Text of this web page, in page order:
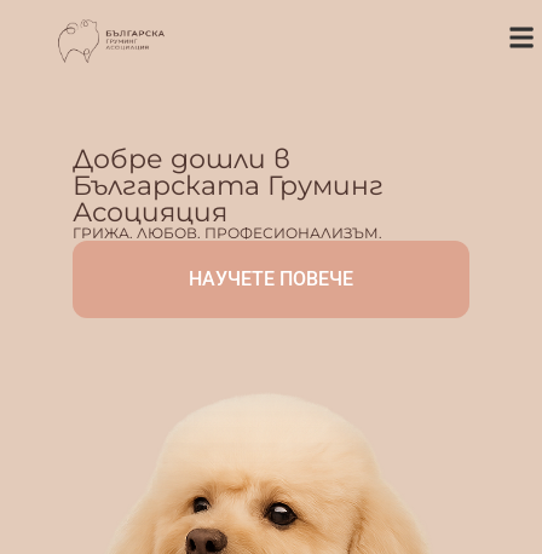
Добре дошли в
Българската Груминг
Асоцияция
ГРИЖА. ЛЮБОВ. ПРОФЕСИОНАЛИЗЪМ.
НАУЧЕТЕ ПОВЕЧЕ